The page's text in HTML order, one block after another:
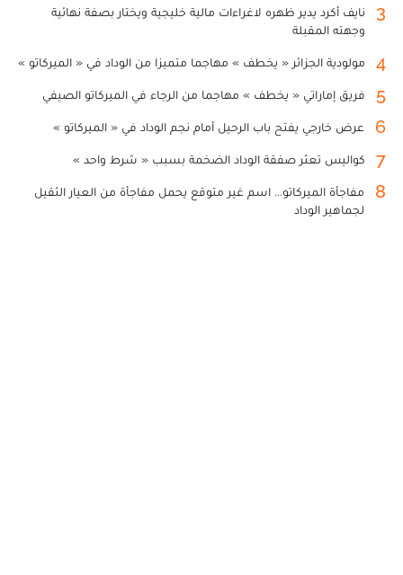
3
نايف أكرد يدير ظهره لاغراءات مالية خليجية ويختار بصفة نهائية
وجهته المقبلة
4 مولودية الجزائر « يخطف » مهاجما متميزا من الوداد في « الميركاتو »
5 فريق إماراتي « يخطف » مهاجما من الرجاء في الميركاتو الصيفي
6 عرض خارجي يفتح باب الرحيل أمام نجم الوداد في « الميركاتو »
7 كواليس تعثر صفقة الوداد الضخمة بسبب « شرط واحد »
8
مفاجأة الميركاتو... اسم غير متوقع يحمل مفاجأة من العيار الثقيل
لجماهير الوداد